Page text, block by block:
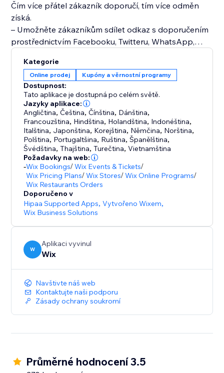
Čím více přátel zákazník doporučí, tím více odměn
získá.
– Umožněte zákazníkům sdílet odkaz s doporučením
prostřednictvím Facebooku, Twitteru, WhatsApp,
jinde.
– Odesílejte automatizované e‑maily, propagujte svůj
referral program a připomeňte zákazníkům, jaké
odměny na ně čekají.
– Sledujte výkonnost svého programu, abyste
pochopili, co funguje nejlépe.
– Předcházejte podvodům při doporučování tím, že
odměny zpřístupníte pouze přihlášeným zákazníkům
a přátelům.
Všem uživatelům aplikace Wix Referral Program je
k dispozici zákaznická podpora 24/7.
Kategorie
Online prodej Kupóny a věrnostní programy
Dostupnost:
Tato aplikace je dostupná po celém světě.
Jazyky aplikace:
Angličtina,Čeština,Čínština, Dánština,
Francouzština, Hindština, Holandština, Indonéština,
Italština, Japonština, Korejština, Němčina, Norština,
Polština, Portugaltšina, Ruština,Španělština,
Švédština,Thajština,Turečtina,Vietnamština
Požadavky na web:
-Wix Bookings/Wix Events & Tickets/
Wix Pricing Plans/Wix Stores/Wix Online Programs/
Wix Restaurants Orders
Doporučeno v
Hipaa Supported Apps,Vytvořeno Wixem,
Wix Business Solutions
W
Aplikaci vyvinul
Wix
Navštivte náš web
Kontaktujte naši podporu
Zásady ochrany soukromí
Průměrné hodnocení 3.5